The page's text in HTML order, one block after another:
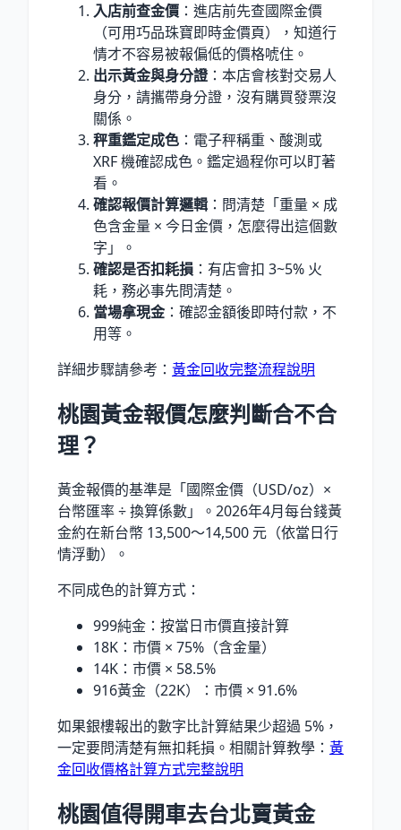
入店前查金價 ：進店前先查國際金價
（可用巧品珠寶即時金價頁），知道行
情才不容易被報偏低的價格唬住。
出示黃金與身分證 ：本店會核對交易人
身分，請攜帶身分證，沒有購買發票沒
關係。
秤重鑑定成色 ：電子秤稱重、酸測或
XRF 機確認成色。鑑定過程你可以盯著
看。
確認報價計算邏輯 ：問清楚「重量 × 成
色含金量 × 今日金價，怎麼得出這個數
字」。
確認是否扣耗損 ：有店會扣 3~5% 火
耗，務必事先問清楚。
當場拿現金：確認金額後即時付款，不
用等。
詳細步驟請參考： 黃金回收完整流程說明
桃園黃金報價怎麼判斷合不合
理？
黃金報價的基準是「國際金價（USD/oz）×
台幣匯率 ÷ 換算係數」。2026年4月每台錢黃
金約在新台幣 13,500～14,500 元（依當日行
情浮動）。
不同成色的計算方式：
999純金：按當日市價直接計算
18K：市價 × 75%（含金量）
14K：市價 × 58.5%
916黃金（22K）：市價 × 91.6%
如果銀樓報出的數字比計算結果少超過 5%，
一定要問清楚有無扣耗損。相關計算教學： 黃
金回收價格計算方式完整說明
桃園值得開車去台北賣黃金